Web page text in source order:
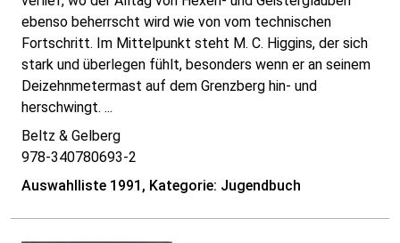
ebenso beherrscht wird wie von vom technischen
Fortschritt. Im Mittelpunkt steht M. C. Higgins, der sich
stark und überlegen fühlt, besonders wenn er an seinem
Deizehnmetermast auf dem Grenzberg hin- und
herschwingt. ...
Beltz & Gelberg
978-340780693-2
Auswahlliste 1991, Kategorie: Jugendbuch